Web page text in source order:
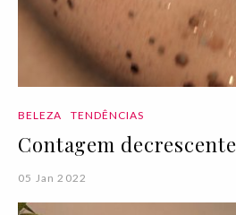
BELEZA TENDÊNCIAS
Contagem decrescente
05 Jan 2022